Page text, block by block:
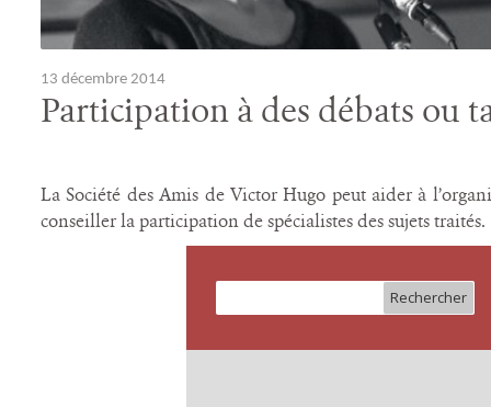
13 décembre 2014
Participation à des débats ou
La Société des Amis de Victor Hugo peut aider à
conseiller la participation de spécialistes des sujets traités.